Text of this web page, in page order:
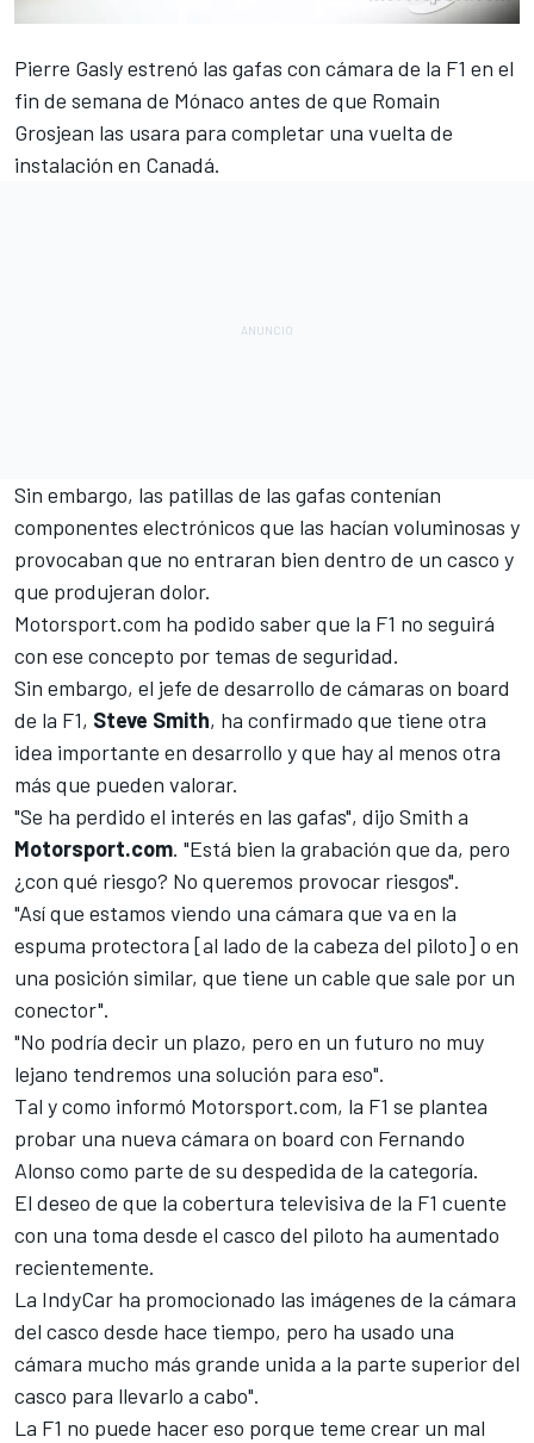
Pierre Gaslyestrenó las gafas con cámara de la F1 en el
fin de semana de Mónaco antes de que Romain
Grosjean las usara para completar una vuelta de
instalación en Canadá.
Sin embargo, las patillas de las gafas contenían
componentes electrónicos que las hacían voluminosas y
provocaban que no entraran bien dentro de un casco y
que produjeran dolor.
Motorsport.com ha podido saber que la F1 no seguirá
con ese concepto por temas de seguridad.
Sin embargo, el jefe de desarrollo de cámaras on board
de la F1, Steve Smith, ha confirmado que tiene otra
idea importante en desarrollo y que hay al menos otra
más que pueden valorar.
"Se ha perdido el interés en las gafas", dijo Smith a
Motorsport.com. "Está bien la grabación que da, pero
¿con qué riesgo? No queremos provocar riesgos".
"Así que estamos viendo una cámara que va en la
espuma protectora [al lado de la cabeza del piloto] o en
una posición similar, que tiene un cable que sale por un
conector".
"No podría decir un plazo, pero en un futuro no muy
lejano tendremos una solución para eso".
Tal y como informó Motorsport.com, la F1 se plantea
probar una nueva cámara on board con Fernando
Alonso como parte de su despedida de la categoría.
El deseo de que la cobertura televisiva de la F1 cuente
con una toma desde el casco del piloto ha aumentado
recientemente.
La IndyCar ha promocionado las imágenes de la cámara
del casco desde hace tiempo, pero ha usado una
cámara mucho más grande unida a la parte superior del
casco para llevarlo a cabo".
La F1 no puede hacer eso porque teme crear un mal